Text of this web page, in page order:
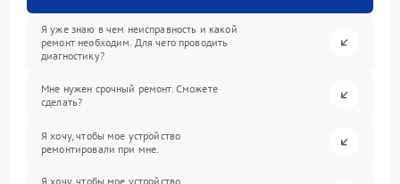
Я уже знаю в чем неисправность и какой
ремонт необходим. Для чего проводить
диагностику?
Мне нужен срочный ремонт. Сможете
сделать?
Я хочу, чтобы мое устройство
ремонтировали при мне.
Я хочу, чтобы мое устройство